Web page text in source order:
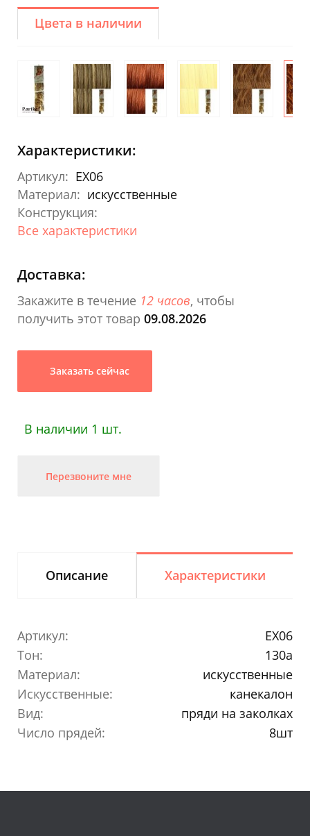
Цвета в наличии
Характеристики:
Артикул: EX06
Материал: искусственные
Конструкция:
Все характеристики
Доставка:
Закажите в течение 12 часов, чтобы
получить этот товар 09.08.2026
Заказать сейчас
В наличии 1 шт.
Перезвоните мне
Описание Характеристики
Артикул:
EX06
Тон:
130a
Материал:
искусственные
Искусственные:
канекалон
Вид:
пряди на заколках
Число прядей:
8шт